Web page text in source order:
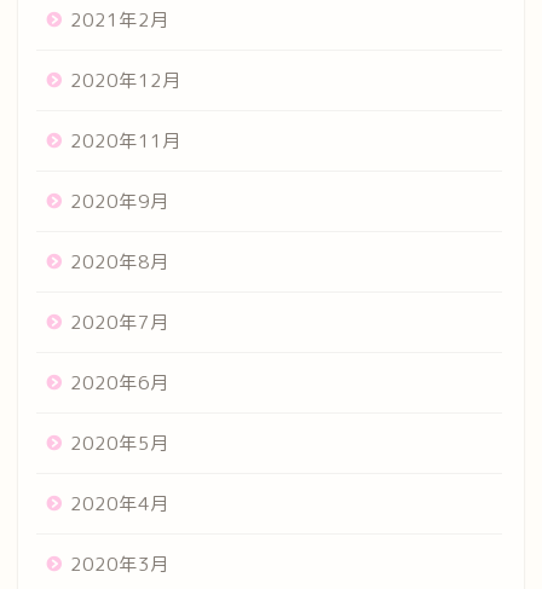
2021年2月
2020年12月
2020年11月
2020年9月
2020年8月
2020年7月
2020年6月
2020年5月
2020年4月
2020年3月